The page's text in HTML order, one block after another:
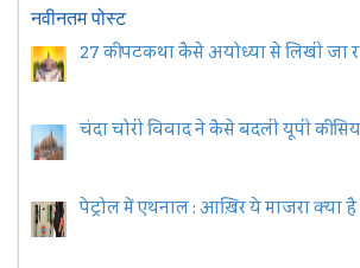
नवीनतम पोस्ट
27 की पटकथा कैसे अयोध्या से लिखी जा
चंदा चोरी विवाद ने कैसे बदली यूपी की
पेट्रोल में एथनाल : आख़िर ये माजरा क्या है